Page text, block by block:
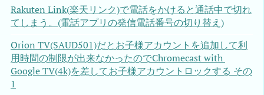
Rakuten Link(楽天リンク)で電話をかけると通話中で切れ
てしまう。(電話アプリの発信電話番号の切り替え)
Orion TV(SAUD501)だとお子様アカウントを追加して利
用時間の制限が出来なかったのでChromecast with
Google TV(4k)を差してお子様アカウントロックする その
1